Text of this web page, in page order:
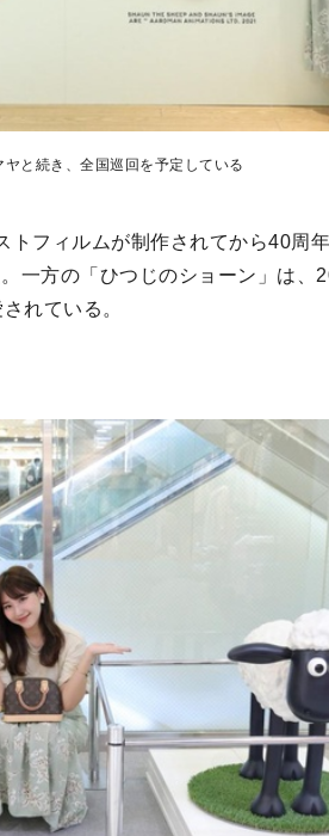
と続き、全国巡回を予定している
トフィルムが制作されてから40周
一方の「ひつじのショーン」は、
れている。